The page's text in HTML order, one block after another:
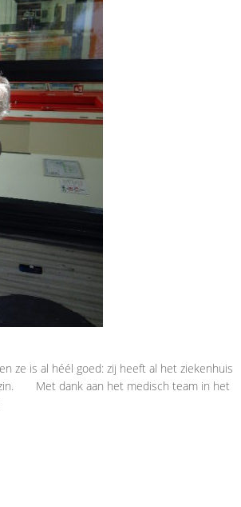
ze is al héél goed: zij heeft al het ziekenhuis
Met dank aan het medisch team in het